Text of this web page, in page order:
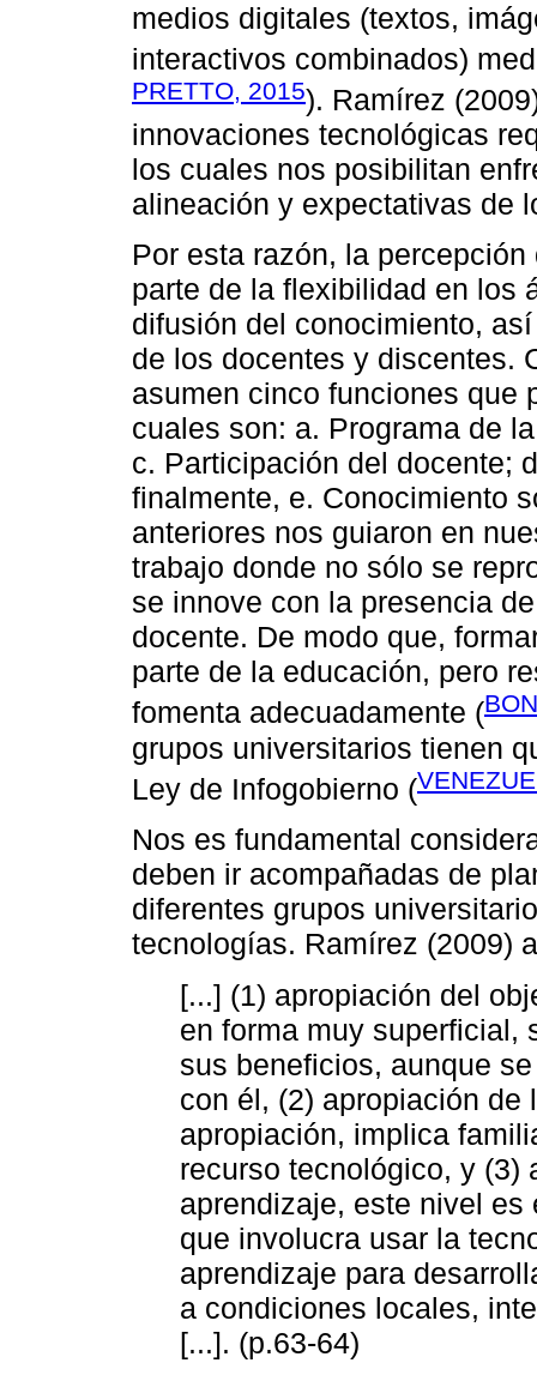
medios digitales (textos,
interactivos combinados)
PRETTO, 2015). Ramírez
innovaciones tecnológicas
los cuales nos posibilitan
alineación y expectativas de
Por esta razón, la
parte de la flexibilidad en los
difusión del conocimiento,
de los docentes y discentes.
asumen cinco funciones que
cuales son: a. Programa de
c. Participación del docente;
finalmente, e. Conocimiento
anteriores nos guiaron en
trabajo donde no sólo se
se innove con la presencia
docente. De modo que,
parte de la educación, pero
fomenta adecuadamente (
grupos universitarios tienen
Ley de Infogobierno (
Nos es fundamental
deben ir acompañadas de
diferentes grupos
tecnologías. Ramírez (2009)
[...] (1) apropiación del
en forma muy superficial,
sus beneficios, aunque
con él, (2) apropiación
apropiación, implica
recurso tecnológico, y (3)
aprendizaje, este nivel
que involucra usar la
aprendizaje para
a condiciones locales,
[...]. (p.63-64)